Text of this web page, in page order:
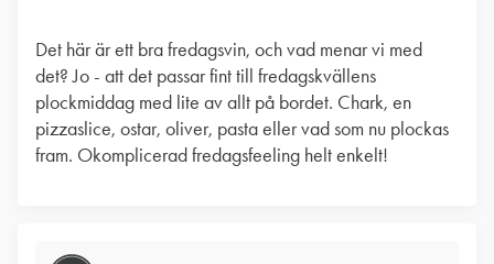
Det här är ett bra fredagsvin, och vad menar vi med
det? Jo - att det passar fint till fredagskvällens
plockmiddag med lite av allt på bordet. Chark, en
pizzaslice, ostar, oliver, pasta eller vad som nu plockas
fram. Okomplicerad fredagsfeeling helt enkelt!